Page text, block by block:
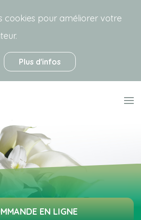
cookies pour améliorer votre
Plus d'infos
EN LIGNE